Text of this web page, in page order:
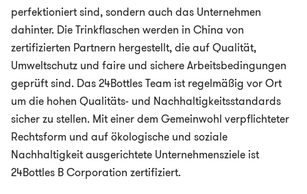
perfektioniert sind, sondern auch das Unternehmen
dahinter. Die Trinkflaschen werden in China von
zertifizierten Partnern hergestellt, die auf Qualität,
Umweltschutz und faire und sichere Arbeitsbedingungen
geprüft sind. Das 24Bottles Team ist regelmäßig vor Ort
um die hohen Qualitäts- und Nachhaltigkeitsstandards
sicher zu stellen. Mit einer dem Gemeinwohl verpflichteter
Rechtsform und auf ökologische und soziale
Nachhaltigkeit ausgerichtete Unternehmensziele ist
24Bottles B Corporation zertifiziert.